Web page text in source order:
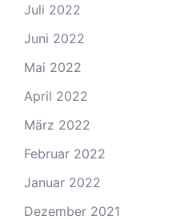
Juli 2022
Juni 2022
Mai 2022
April 2022
März 2022
Februar 2022
Januar 2022
Dezember 2021